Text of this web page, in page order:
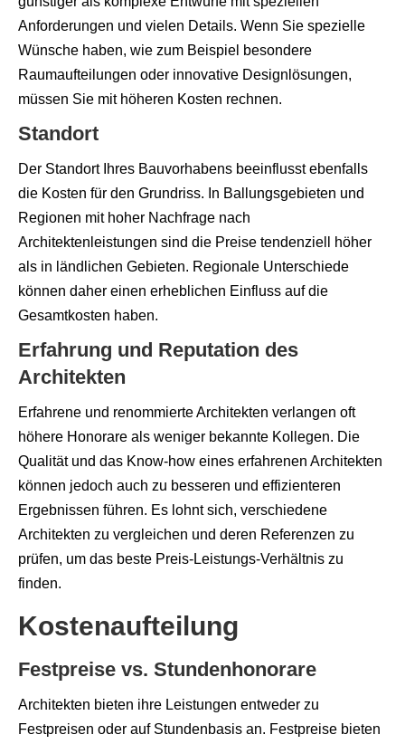
Anforderungen und vielen Details. Wenn Sie spezielle
Wünsche haben, wie zum Beispiel besondere
Raumaufteilungen oder innovative Designlösungen,
müssen Sie mit höheren Kosten rechnen.
Standort
Der Standort Ihres Bauvorhabens beeinflusst ebenfalls
die Kosten für den Grundriss. In Ballungsgebieten und
Regionen mit hoher Nachfrage nach
Architektenleistungen sind die Preise tendenziell höher
als in ländlichen Gebieten. Regionale Unterschiede
können daher einen erheblichen Einfluss auf die
Gesamtkosten haben.
Erfahrung und Reputation des
Architekten
Erfahrene und renommierte Architekten verlangen oft
höhere Honorare als weniger bekannte Kollegen. Die
Qualität und das Know-how eines erfahrenen Architekten
können jedoch auch zu besseren und effizienteren
Ergebnissen führen. Es lohnt sich, verschiedene
Architekten zu vergleichen und deren Referenzen zu
prüfen, um das beste Preis-Leistungs-Verhältnis zu
finden.
Kostenaufteilung
Festpreise vs. Stundenhonorare
Architekten bieten ihre Leistungen entweder zu
Festpreisen oder auf Stundenbasis an. Festpreise bieten